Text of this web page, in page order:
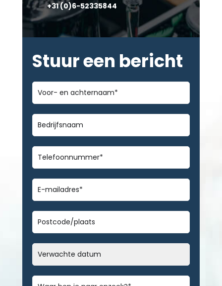
+31 (0)6-52335844
Stuur een bericht
Voor-
en
achternaam*
Bedrijfsnaam
Telefoonnummer*
E-
mailadres*
Geen
titel
Datum
MM
DD
Bericht*